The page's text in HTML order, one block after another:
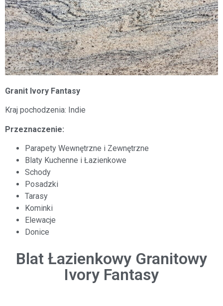
Granit Ivory Fantasy
Kraj pochodzenia: Indie
Przeznaczenie:
Parapety Wewnętrzne i Zewnętrzne
Blaty Kuchenne i Łazienkowe
Schody
Posadzki
Tarasy
Kominki
Elewacje
Donice
Blat Łazienkowy Granitowy
Ivory Fantasy